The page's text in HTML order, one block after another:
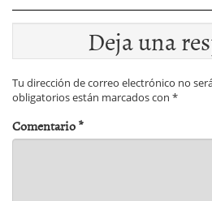
Deja una
Tu dirección de correo electrónico no
obligatorios están marcados con *
Comentario*